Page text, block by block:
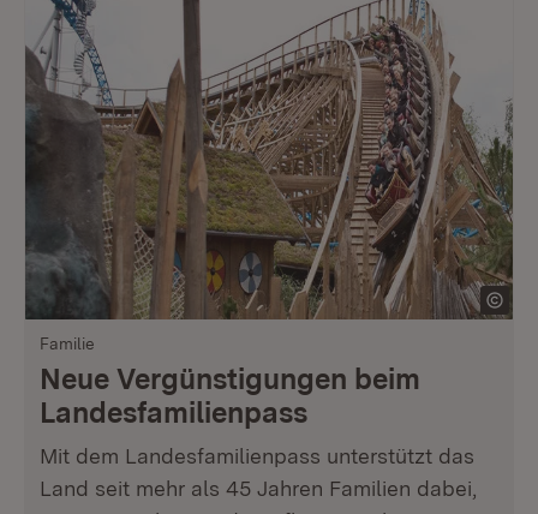
Familie
Neue Vergünstigungen beim
Landesfamilienpass
Mit dem Landesfamilienpass unterstützt das
Land seit mehr als 45 Jahren Familien dabei,